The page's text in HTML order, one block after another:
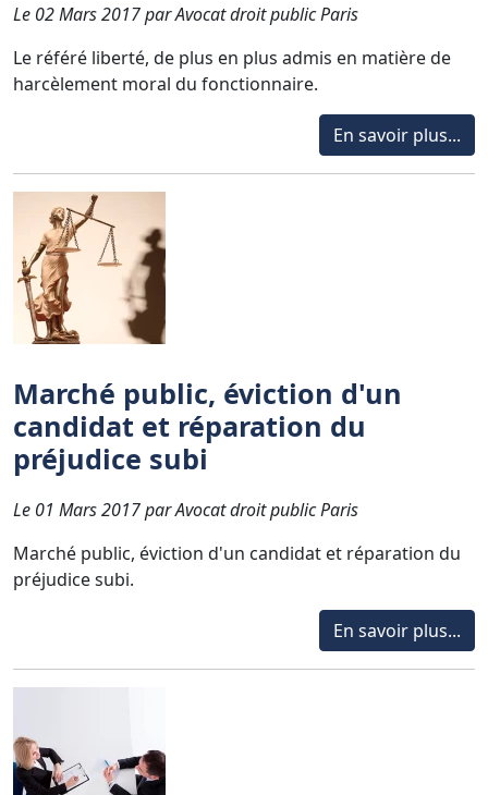
Le 02 Mars 2017 par Avocat droit public Paris
Le référé liberté, de plus en plus admis en matière de
harcèlement moral du fonctionnaire.
En savoir plus...
Marché public, éviction d'un
candidat et réparation du
préjudice subi
Le 01 Mars 2017 par Avocat droit public Paris
Marché public, éviction d'un candidat et réparation du
préjudice subi.
En savoir plus...